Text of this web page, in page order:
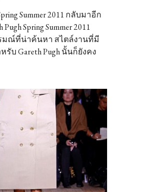
Summer 2011 กลับมาอีก
Spring Summer 2011
มณ์ที่น่าค้นหา สไตล์งานที่มี
บ Gareth Pugh นั้นก็ยังคง